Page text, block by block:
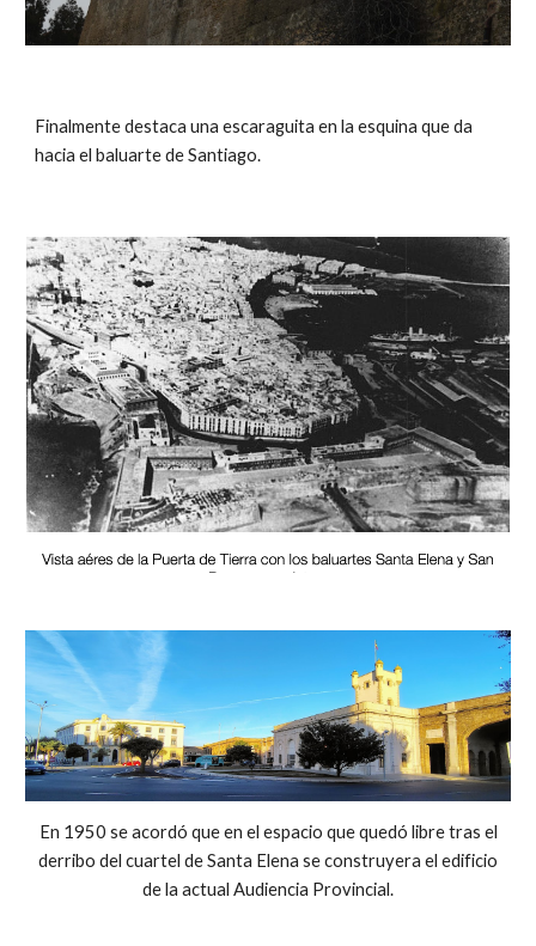
Finalmente destaca una escaraguita en la esquina que da
hacia el baluarte de Santiago.
En 1950 se acordó que en el espacio que quedó libre tras el
derribo del cuartel de Santa Elena se construyera el edificio
de la actual Audiencia Provincial.